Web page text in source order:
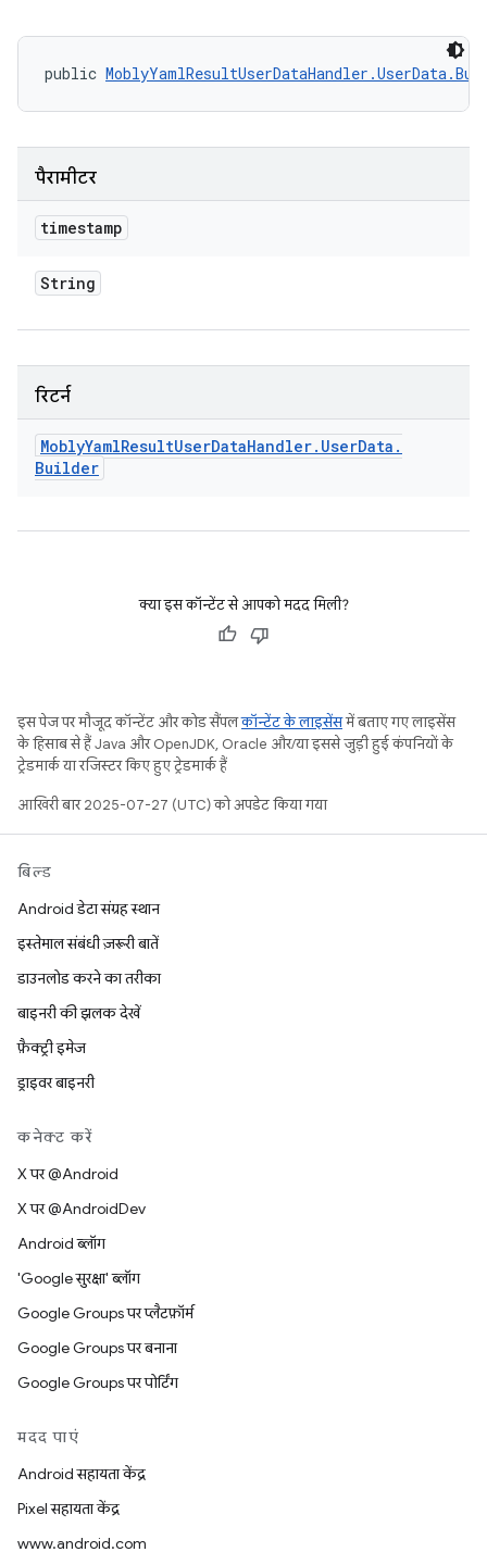
public
पैरामीटर
timestamp
String
रिटर्न
MoblyYamlResultUserDataHandler. UserData .
Builder
क्या इस कॉन्टेंट से आपको मदद मिली?
इस पेज पर मौजूद कॉन्टेंट और कोड सैंपलकॉन्टेंट के लाइसेंसमें बताए गए लाइसेंस
के हिसाब से हैं. Java और OpenJDK, Oracle और/या इससे जुड़ी हुई कंपनियों के
ट्रेडमार्क या रजिस्टर किए हुए ट्रेडमार्क हैं.
आखिरी बार 2025-07-27 (UTC) को अपडेट किया गया.
बिल्ड
Android डेटा संग्रह स्थान
इस्तेमाल संबंधी ज़रूरी बातें
डाउनलोड करने का तरीका
बाइनरी की झलक देखें
फ़ैक्ट्री इमेज
ड्राइवर बाइनरी
कनेक्ट करें
X पर @Android
X पर @AndroidDev
Android ब्लॉग
'Google सुरक्षा' ब्लॉग
Google Groups पर प्लैटफ़ॉर्म
Google Groups पर बनाना
Google Groups पर पोर्टिंग
मदद पाएं
Android सहायता केंद्र
Pixel सहायता केंद्र
www.android.com